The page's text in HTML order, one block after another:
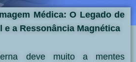
Médica: O Legado de
e a Ressonância Magnética
deve muito a mentes